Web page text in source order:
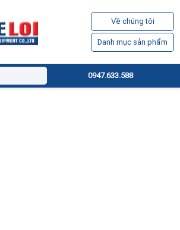
Về chúng tôi
Danh mục sản phẩm
0947.633.588